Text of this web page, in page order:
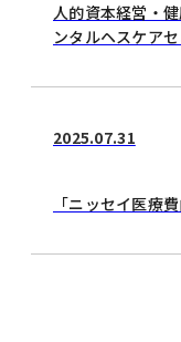
人的資本経営・
ンタルヘスケア
2025.07.31
「ニッセイ医療